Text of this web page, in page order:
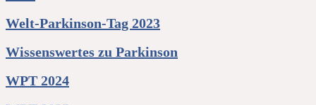
Welt-Parkinson-Tag 2023
Wissenswertes zu Parkinson
WPT 2024